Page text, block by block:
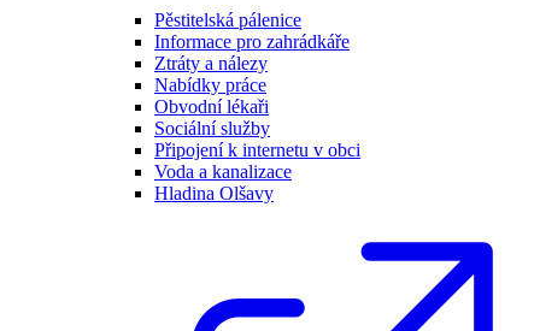
Pěstitelská pálenice
Informace pro zahrádkáře
Ztráty a nálezy
Nabídky práce
Obvodní lékaři
Sociální služby
Připojení k internetu v obci
Voda a kanalizace
Hladina Olšavy